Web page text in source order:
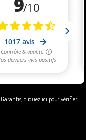
cliquez ici pour vérifier